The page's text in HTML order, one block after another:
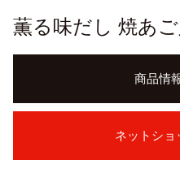
薫る味だし 焼あご
商品情
ネットショ